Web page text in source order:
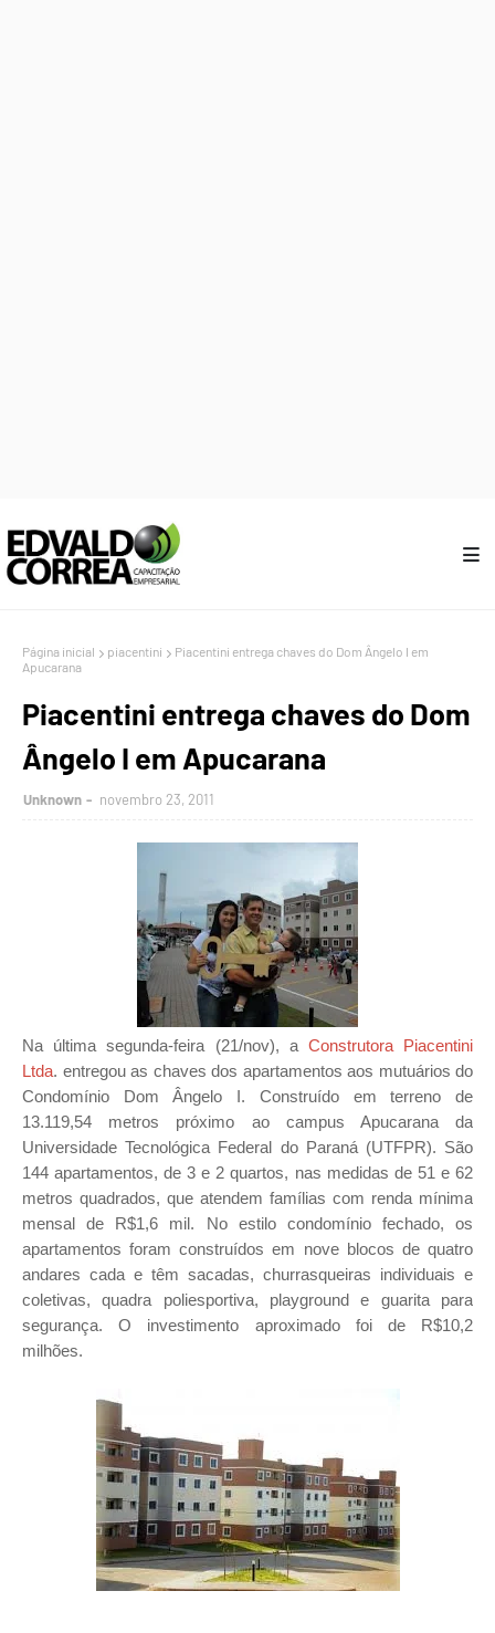
Página inicial piacentini
Piacentini entrega chaves do Dom Ângelo I em
Apucarana
Piacentini entrega chaves do Dom
Ângelo I em Apucarana
Unknown novembro 23, 2011
Na última segunda-feira (21/nov), a Construtora Piacentini
Ltda. entregou as chaves dos apartamentos aos mutuários do
Condomínio Dom Ângelo I. Construído em terreno de
13.119,54 metros próximo ao campus Apucarana da
Universidade Tecnológica Federal do Paraná (UTFPR). São
144 apartamentos, de 3 e 2 quartos, nas medidas de 51 e 62
metros quadrados, que atendem famílias com renda mínima
mensal de R$1,6 mil. No estilo condomínio fechado, os
apartamentos foram construídos em nove blocos de quatro
andares cada e têm sacadas, churrasqueiras individuais e
coletivas, quadra poliesportiva, playground e guarita para
segurança. O investimento aproximado foi de R$10,2
milhões.